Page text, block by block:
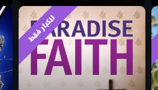
للكبار فقط